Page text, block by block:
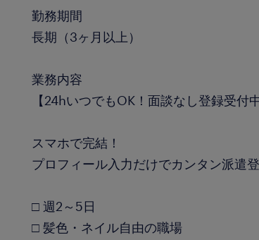
勤務期間
長期（3ヶ月以上）
業務内容
【24hいつでもOK！面談なし登録受付
スマホで完結！
プロフィール入力だけでカンタン派遣
□ 週2～5日
□ 髪色・ネイル自由の職場